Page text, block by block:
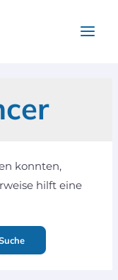
konnten,
hilft eine